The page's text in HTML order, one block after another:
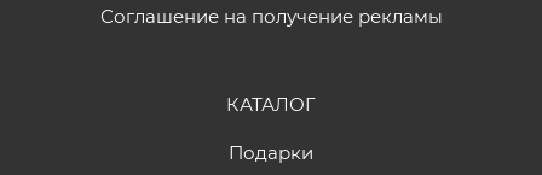
Соглашение на получение рекламы
КАТАЛОГ
Подарки